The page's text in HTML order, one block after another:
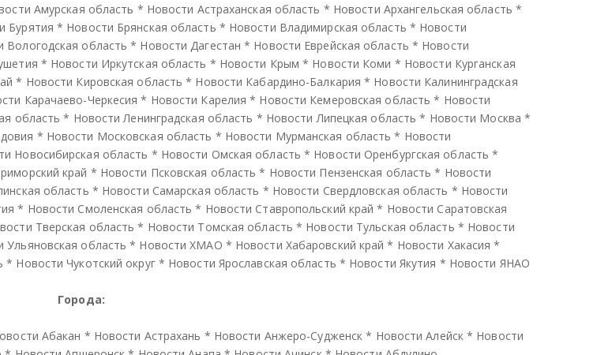
Амурская область * Новости Астраханская область * Новости Архангельская область *
Бурятия * Новости Брянская область * Новости Владимирская область * Новости
Вологодская область * Новости Дагестан * Новости Еврейская область * Новости
* Новости Иркутская область * Новости Крым * Новости Коми * Новости Курганская
* Новости Кировская область * Новости Кабардино-Балкария * Новости Калининградская
Карачаево-Черкесия * Новости Карелия * Новости Кемеровская область * Новости
область * Новости Ленинградская область * Новости Липецкая область * Новости Москва *
* Новости Московская область * Новости Мурманская область * Новости
Новосибирская область * Новости Омская область * Новости Оренбургская область *
край * Новости Псковская область * Новости Пензенская область * Новости
область * Новости Самарская область * Новости Свердловская область * Новости
* Новости Смоленская область * Новости Ставропольский край * Новости Саратовская
Тверская область * Новости Томская область * Новости Тульская область * Новости
Ульяновская область * Новости ХМАО * Новости Хабаровский край * Новости Хакасия *
* Новости Чукотский округ* Новости Ярославская область * Новости Якутия * Новости ЯНАО
Города:
Абакан * Новости Астрахань * Новости Анжеро-Судженск * Новости Алейск* Новости